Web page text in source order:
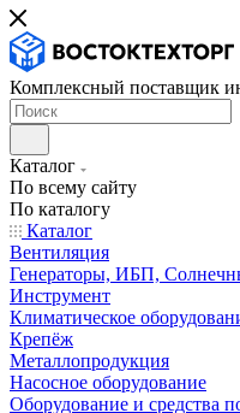
Комплексный поставщик
Каталог
По всему сайту
По каталогу
Каталог
Вентиляция
Генераторы, ИБП,
Инструмент
Климатическое
Крепёж
Металлопродукция
Насосное оборудование
Оборудование и средства